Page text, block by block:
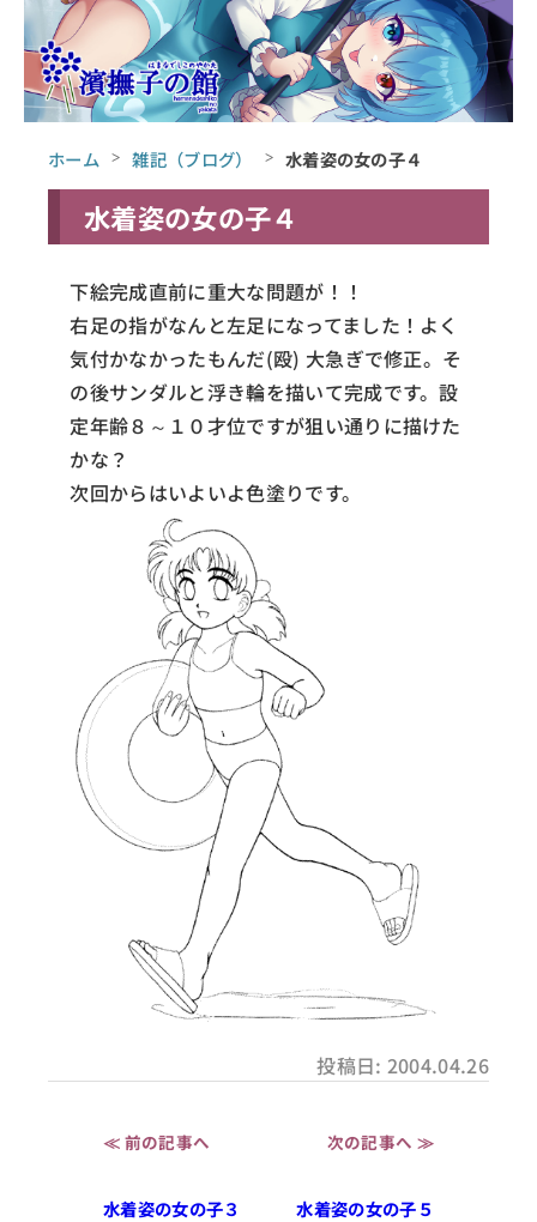
ホーム 雑記（ブログ） 水着姿の女の子４
水着姿の女の子４
下絵完成直前に重大な問題が！！
右足の指がなんと左足になってました！よく
気付かなかったもんだ(殴) 大急ぎで修正。そ
の後サンダルと浮き輪を描いて完成です。設
定年齢８～１０才位ですが狙い通りに描けた
かな？
次回からはいよいよ色塗りです。
投稿日: 2004.04.26
≪ 前の記事へ
水着姿の女の子３
次の記事へ ≫
水着姿の女の子５